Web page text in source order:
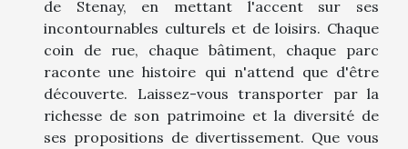
de Stenay, en mettant l'accent sur ses
incontournables culturels et de loisirs. Chaque
coin de rue, chaque bâtiment, chaque parc
raconte une histoire qui n'attend que d'être
découverte. Laissez-vous transporter par la
richesse de son patrimoine et la diversité de
ses propositions de divertissement. Que vous